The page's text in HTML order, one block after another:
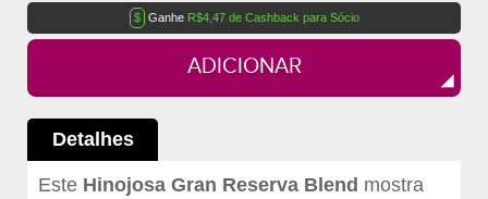
$ Ganhe R$4,47 de Cashback para Sócio
ADICIONAR
Detalhes
Este Hinojosa Gran Reserva Blend mostra